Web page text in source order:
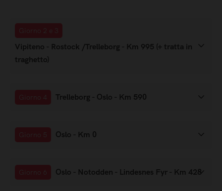
Giorno 2 e 3
Vipiteno - Rostock /Trelleborg - Km 995 (+ tratta in
traghetto)
Giorno 4 Trelleborg - Oslo - Km 590
Giorno 5 Oslo - Km 0
Giorno 6 Oslo - Notodden - Lindesnes Fyr - Km 428